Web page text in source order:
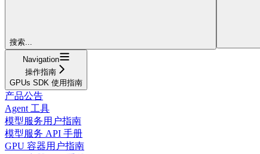
搜索...
Navigation
操作指南
GPUs SDK 使用指南
产品公告
Agent 工具
模型服务用户指南
模型服务 API 手册
GPU 容器用户指南